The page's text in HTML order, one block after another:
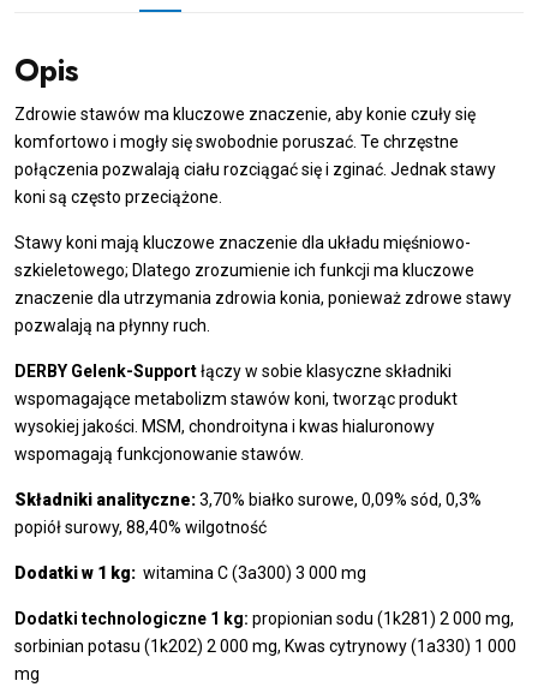
Opis
Zdrowie stawów ma kluczowe znaczenie, aby konie czuły się
komfortowo i mogły się swobodnie poruszać. Te chrzęstne
połączenia pozwalają ciału rozciągać się i zginać. Jednak stawy
koni są często przeciążone.
Stawy koni mają kluczowe znaczenie dla układu mięśniowo-
szkieletowego; Dlatego zrozumienie ich funkcji ma kluczowe
znaczenie dla utrzymania zdrowia konia, ponieważ zdrowe stawy
pozwalają na płynny ruch.
DERBY Gelenk-Supportłączy w sobie klasyczne składniki
wspomagające metabolizm stawów koni, tworząc produkt
wysokiej jakości. MSM, chondroityna i kwas hialuronowy
wspomagają funkcjonowanie stawów.
Składniki analityczne:3,70% białko surowe, 0,09% sód, 0,3%
popiół surowy, 88,40% wilgotność
Dodatki w 1 kg: witamina C (3a300) 3 000 mg
Dodatki technologiczne 1 kg: propionian sodu (1k281) 2 000 mg,
sorbinian potasu (1k202) 2 000 mg, Kwas cytrynowy (1a330) 1 000
mg